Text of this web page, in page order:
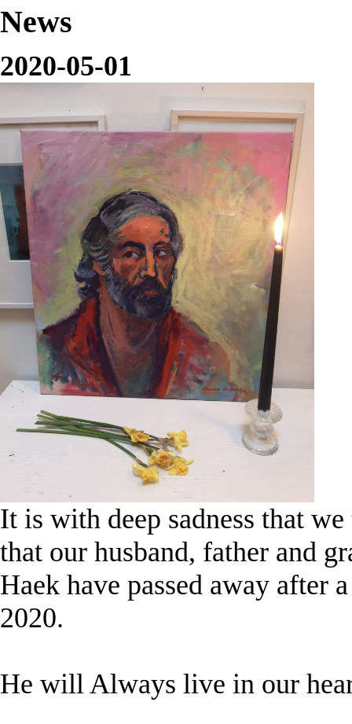
News
2020-05-01
It is with deep sadness that
that our husband, father and
Haek have passed away
2020.
He will Always live in our